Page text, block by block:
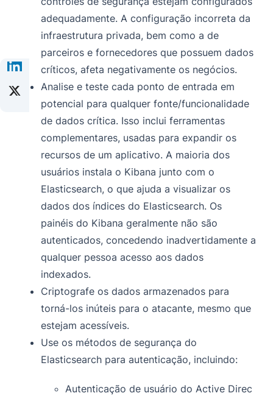
adequadamente. A configuração incorreta da
infraestrutura privada, bem como a de
parceiros e fornecedores que possuem dados
críticos, afeta negativamente os negócios.
Analise e teste cada ponto de entrada em
potencial para qualquer fonte/funcionalidade
de dados crítica. Isso inclui ferramentas
complementares, usadas para expandir os
recursos de um aplicativo. A maioria dos
usuários instala o Kibana junto com o
Elasticsearch, o que ajuda a visualizar os
dados dos índices do Elasticsearch. Os
painéis do Kibana geralmente não são
autenticados, concedendo inadvertidamente a
qualquer pessoa acesso aos dados
indexados.
Criptografe os dados armazenados para
torná-los inúteis para o atacante, mesmo que
estejam acessíveis.
Use os métodos de segurança do
Elasticsearch para autenticação, incluindo:
Autenticação de usuário do Active Direc